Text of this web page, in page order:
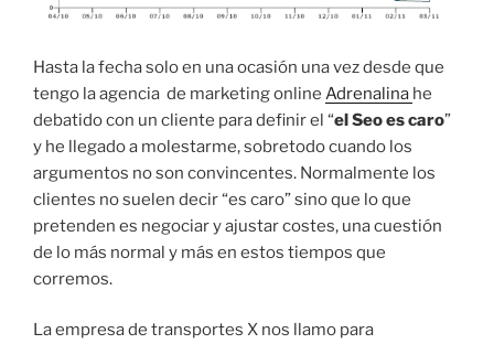
Hasta la fecha solo en una ocasión una vez desde que
tengo la agencia de marketing online Adrenalina he
debatido con un cliente para definir el “el Seo es caro”
y he llegado a molestarme, sobretodo cuando los
argumentos no son convincentes. Normalmente los
clientes no suelen decir “es caro” sino que lo que
pretenden es negociar y ajustar costes, una cuestión
de lo más normal y más en estos tiempos que
corremos.
La empresa de transportes X nos llamo para